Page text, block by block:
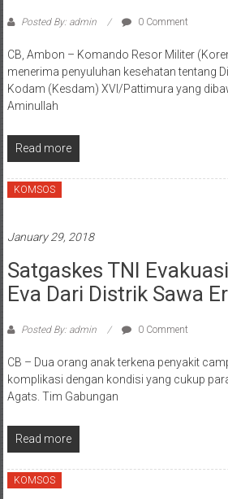
Posted By: admin 0 Comment
CB, Ambon – Komando Resor Militer
menerima penyuluhan kesehatan tentang
Kodam (Kesdam) XVI/Pattimura yang
Aminullah
Read more
KOMSOS
January 29, 2018
Satgaskes TNI
Eva Dari Distrik Sawa
Posted By: admin 0 Comment
CB – Dua orang anak terkena penyakit
komplikasi dengan kondisi yang cukup
Agats. Tim Gabungan
Read more
KOMSOS